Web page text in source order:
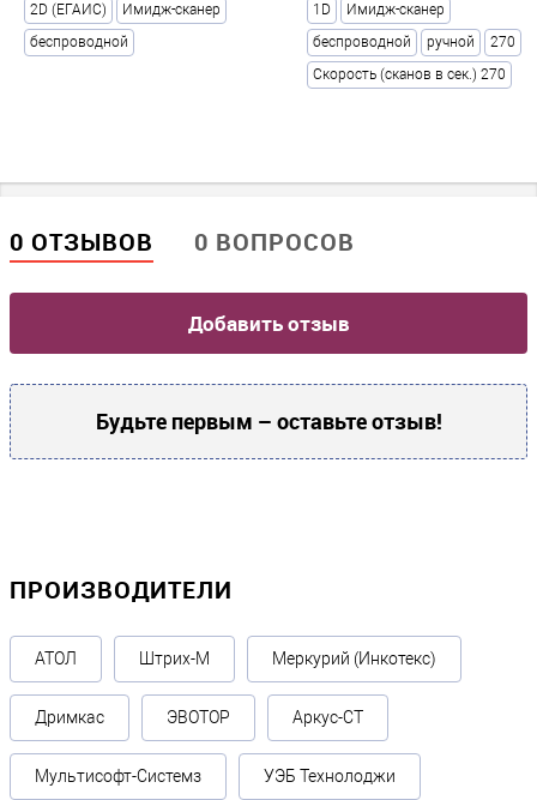
2D (ЕГАИС)
Имидж-сканер
беспроводной
1D
Имидж-сканер
беспроводной
ручной
270
Скорость (сканов в сек.) 270
0 ОТЗЫВОВ 0 ВОПРОСОВ
Добавить отзыв
Будьте первым – оставьте отзыв!
ПРОИЗВОДИТЕЛИ
АТОЛ Штрих-М Меркурий (Инкотекс)
Дримкас ЭВОТОР Аркус-СТ
Мультисофт-Системз УЭБ Технолоджи